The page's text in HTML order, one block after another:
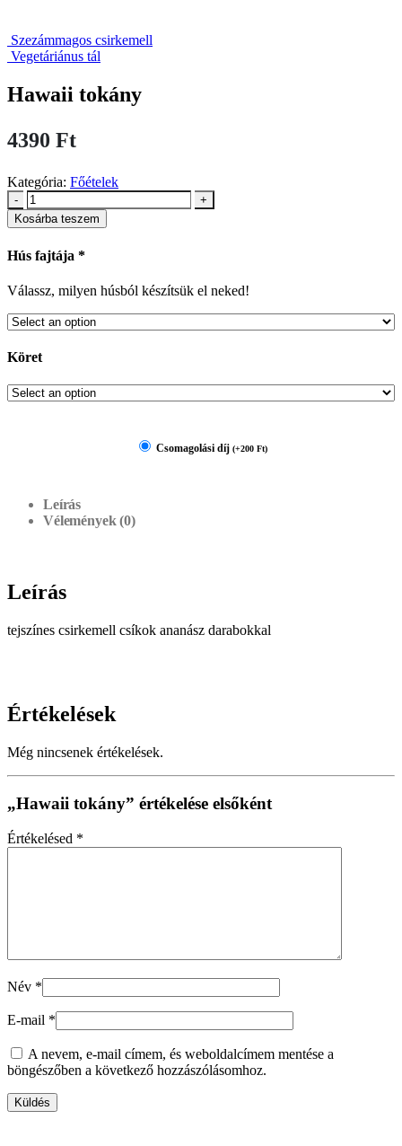
Szezámmagos csirkemell
Vegetáriánus tál
Hawaii tokány
4390 Ft
Kategória: Főételek
-
+
Kosárba teszem
Hús fajtája *
Válassz, milyen húsból készítsük el neked!
Köret
Csomagolási díj (+200 Ft)
Leírás
Vélemények (0)
Leírás
tejszínes csirkemell csíkok ananász darabokkal
Értékelések
Még nincsenek értékelések.
„Hawaii tokány” értékelése elsőként
Értékelésed *
Név *
E-mail *
A nevem, e-mail címem, és weboldalcímem mentése a
böngészőben a következő hozzászólásomhoz.